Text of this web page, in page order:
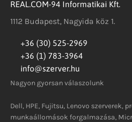
REAL.COM-94 Informatikai Kft.
1112 Budapest, Nagyida köz 1.
+36 (30) 525-2969
+36 (1) 783-3964
info@szerver.hu
Nagyon gyorsan válaszolunk
Dell, HPE, Fujitsu, Lenovo szerverek,
munkaállomások forgalmazása,